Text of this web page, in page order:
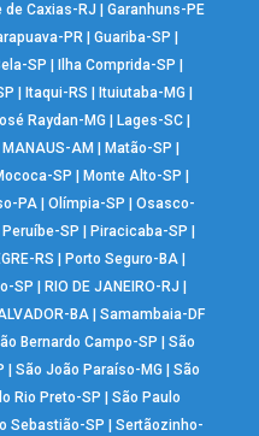
de Caxias-RJ
Garanhuns-PE
PR| Guariba-SP
SP Ilha Comprida-SP
Itaqui-RS Ituiutaba-MG
Raydan-MG Lages-SC|
MANAUS-AM Matão-SP
SP Monte Alto-SP
PA |Olímpia-SP |Osasco-
Peruíbe-SP Piracicaba-SP
RS Porto Seguro-BA
SP RIO DE JANEIRO-RJ
BA| Samambaia-DF
Bernardo Campo-SP |São
|São João Paraíso-MG |São
Rio Preto-SP |São Paulo
Sebastião-SP |Sertãozinho-